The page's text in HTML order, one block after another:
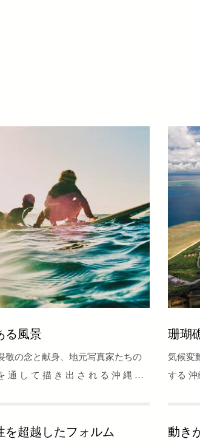
る風景
敬の念と献身、地元写真家たちの
通 し て 描 き 出 さ れ る 沖 縄 の
珊瑚
気候変
する 沖
を超越したフォルム 動き